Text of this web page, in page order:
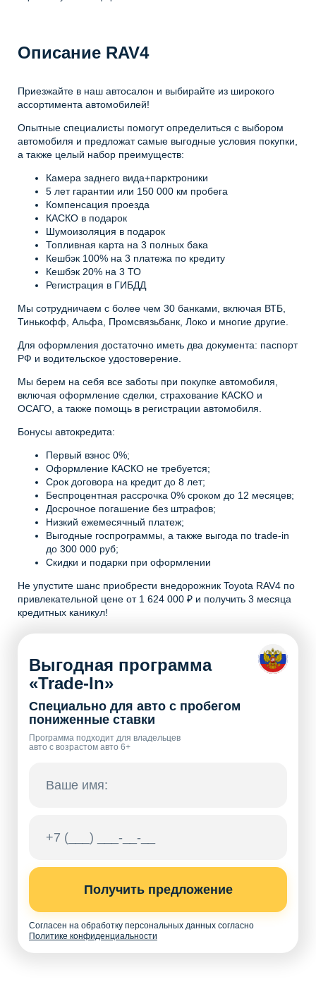
Описание RAV4
Приезжайте в наш автосалон и выбирайте из широкого
ассортимента автомобилей!
Опытные специалисты помогут определиться с выбором
автомобиля и предложат самые выгодные условия покупки,
а также целый набор преимуществ:
Камера заднего вида+парктроники
5 лет гарантии или 150 000 км пробега
Компенсация проезда
КАСКО в подарок
Шумоизоляция в подарок
Топливная карта на 3 полных бака
Кешбэк 100% на 3 платежа по кредиту
Кешбэк 20% на 3 ТО
Регистрация в ГИБДД
Мы сотрудничаем с более чем 30 банками, включая ВТБ,
Тинькофф, Альфа, Промсвязьбанк, Локо и многие другие.
Для оформления достаточно иметь два документа: паспорт
РФ и водительское удостоверение.
Мы берем на себя все заботы при покупке автомобиля,
включая оформление сделки, страхование КАСКО и
ОСАГО, а также помощь в регистрации автомобиля.
Бонусы автокредита:
Первый взнос 0%;
Оформление КАСКО не требуется;
Срок договора на кредит до 8 лет;
Беспроцентная рассрочка 0% сроком до 12 месяцев;
Досрочное погашение без штрафов;
Низкий ежемесячный платеж;
Выгодные госпрограммы, а также выгода по trade-in
до 300 000 руб;
Скидки и подарки при оформлении
Не упустите шанс приобрести внедорожник Toyota RAV4 по
привлекательной цене от 1 624 000 ₽ и получить 3 месяца
кредитных каникул!
Выгодная программа
«Trade-In»
Специально для авто с пробегом
пониженные ставки
Программа подходит для владельцев
авто с возрастом авто 6+
Получить предложение
Согласен на обработку персональных данных согласно
Политике конфиденциальности